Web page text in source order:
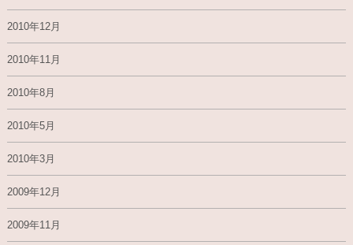
2010年12月
2010年11月
2010年8月
2010年5月
2010年3月
2009年12月
2009年11月